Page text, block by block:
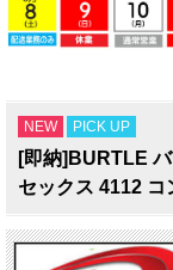
NEW PICK UP
[即納]BURTLE
セックス 4112